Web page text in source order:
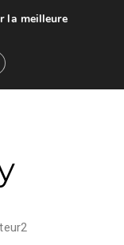
la meilleure